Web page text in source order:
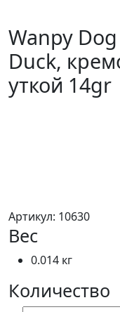
Wanpy
Duck,
уткой 14gr
Артикул: 10630
Вес
0.014 кг
Количество